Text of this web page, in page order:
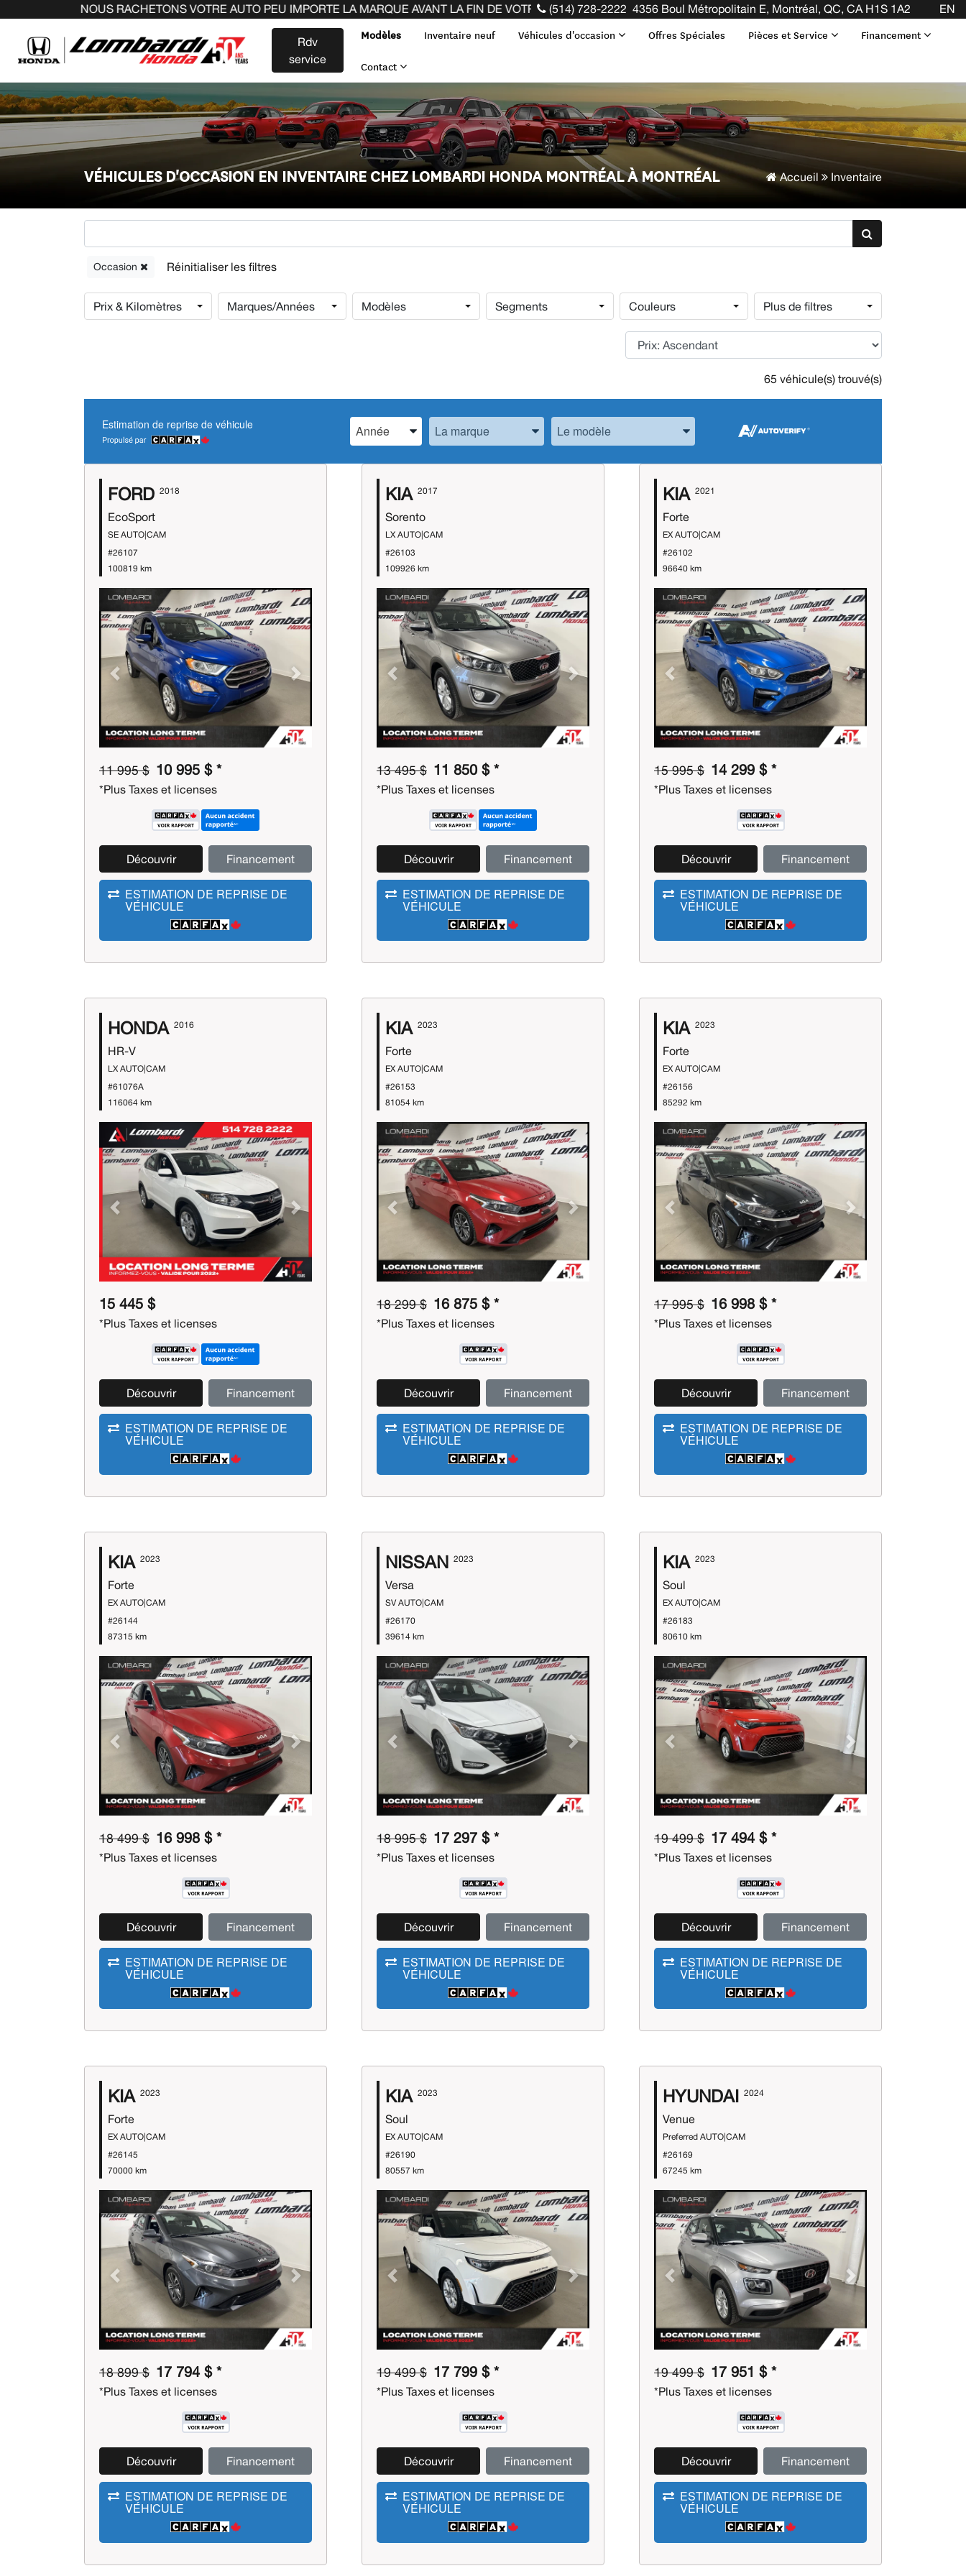
NOUS RACHETONS VOTRE AUTO PEU IMPORTE LA MARQUE AVANT LA FIN DE VOTRE BAIL ! CLIQUEZ ICI(514) 728-2222 4356 Boul Métropolitain E, Montréal, QC, CA H1S 1A2 EN
Rdv
service
Modèles Inventaire neuf Véhicules d'occasion Offres Spéciales Pièces et Service Financement
Contact
Accueil Inventaire
VÉHICULES D'OCCASION EN INVENTAIRE CHEZ LOMBARDI HONDA MONTRÉAL À MONTRÉAL
Occasion
Prix & Kilomètres Marques/Années Modèles Segments Couleurs Plus de filtres
65 véhicule(s) trouvé(s)
Estimation de reprise de véhicule Spécifiez l’Année, la Marque et le Modèle
Spécifiez l’Année, la Marque et le ModèleSpécifiez l’Année, la Marque et le Modèle
FORD 2018
EcoSport
SE AUTO|CAM
#26107
100819 km
Previous Next
11 995 $ 10 995 $ *
*Plus Taxes et licenses
Découvrir Financement
ESTIMATION DE REPRISE DE
VÉHICULE
KIA 2017
Sorento
LX AUTO|CAM
#26103
109926 km
Previous Next
13 495 $ 11 850 $ *
*Plus Taxes et licenses
Découvrir Financement
ESTIMATION DE REPRISE DE
VÉHICULE
KIA 2021
Forte
EX AUTO|CAM
#26102
96640 km
Previous Next
15 995 $ 14 299 $ *
*Plus Taxes et licenses
Découvrir Financement
ESTIMATION DE REPRISE DE
VÉHICULE
HONDA 2016
HR-V
LX AUTO|CAM
#61076A
116064 km
Previous Next
15 445 $
*Plus Taxes et licenses
Découvrir Financement
ESTIMATION DE REPRISE DE
VÉHICULE
KIA 2023
Forte
EX AUTO|CAM
#26153
81054 km
Previous Next
18 299 $ 16 875 $ *
*Plus Taxes et licenses
Découvrir Financement
ESTIMATION DE REPRISE DE
VÉHICULE
KIA 2023
Forte
EX AUTO|CAM
#26156
85292 km
Previous Next
17 995 $ 16 998 $ *
*Plus Taxes et licenses
Découvrir Financement
ESTIMATION DE REPRISE DE
VÉHICULE
KIA 2023
Forte
EX AUTO|CAM
#26144
87315 km
Previous Next
18 499 $ 16 998 $ *
*Plus Taxes et licenses
Découvrir Financement
ESTIMATION DE REPRISE DE
VÉHICULE
NISSAN 2023
Versa
SV AUTO|CAM
#26170
39614 km
Previous Next
18 995 $ 17 297 $ *
*Plus Taxes et licenses
Découvrir Financement
ESTIMATION DE REPRISE DE
VÉHICULE
KIA 2023
Soul
EX AUTO|CAM
#26183
80610 km
Previous Next
19 499 $ 17 494 $ *
*Plus Taxes et licenses
Découvrir Financement
ESTIMATION DE REPRISE DE
VÉHICULE
KIA 2023
Forte
EX AUTO|CAM
#26145
70000 km
Previous Next
18 899 $ 17 794 $ *
*Plus Taxes et licenses
Découvrir Financement
ESTIMATION DE REPRISE DE
VÉHICULE
KIA 2023
Soul
EX AUTO|CAM
#26190
80557 km
Previous Next
19 499 $ 17 799 $ *
*Plus Taxes et licenses
Découvrir Financement
ESTIMATION DE REPRISE DE
VÉHICULE
HYUNDAI 2024
Venue
Preferred AUTO|CAM
#26169
67245 km
Previous Next
19 499 $ 17 951 $ *
*Plus Taxes et licenses
Découvrir Financement
ESTIMATION DE REPRISE DE
VÉHICULE